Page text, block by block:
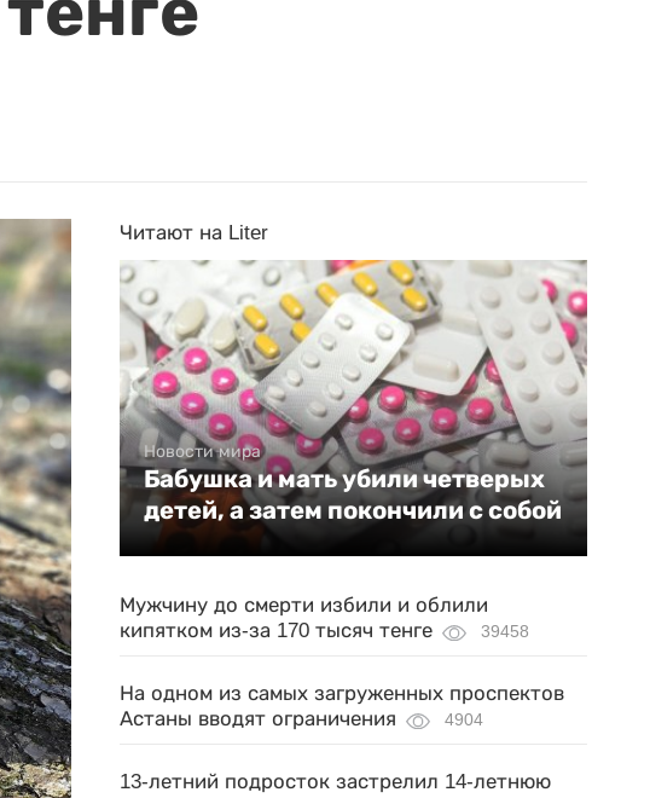
Читают на Liter
Новости мира
Бабушка и мать убили четверых
детей, а затем покончили с собой
Мужчину до смерти избили и облили
кипятком из-за 170 тысяч тенге
39458
На одном из самых загруженных проспектов
Астаны вводят ограничения
4904
13-летний подросток застрелил 14-летнюю